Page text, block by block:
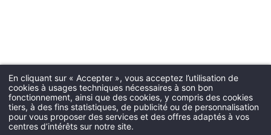
En cliquant sur « Accepter », vous acceptez l’utilisation de
cookies à usages techniques nécessaires à son bon
fonctionnement, ainsi que des cookies, y compris des cookies
tiers, à des fins statistiques, de publicité ou de personnalisation
pour vous proposer des services et des offres adaptés à vos
centres d’intérêts sur notre site.